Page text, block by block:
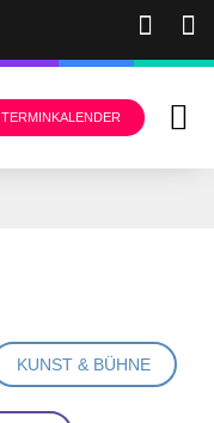
TERMINKALENDER
KUNST & BÜHNE